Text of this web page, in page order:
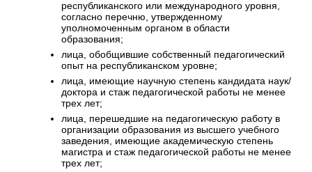
республиканского или международного уровня,
согласно перечню, утвержденному
уполномоченным органом в области
образования;
лица, обобщившие собственный педагогический
опыт на республиканском уровне;
лица, имеющие научную степень кандидата наук/
доктора и стаж педагогической работы не менее
трех лет;
лица, перешедшие на педагогическую работу в
организации образования из высшего учебного
заведения, имеющие академическую степень
магистра и стаж педагогической работы не менее
трех лет;